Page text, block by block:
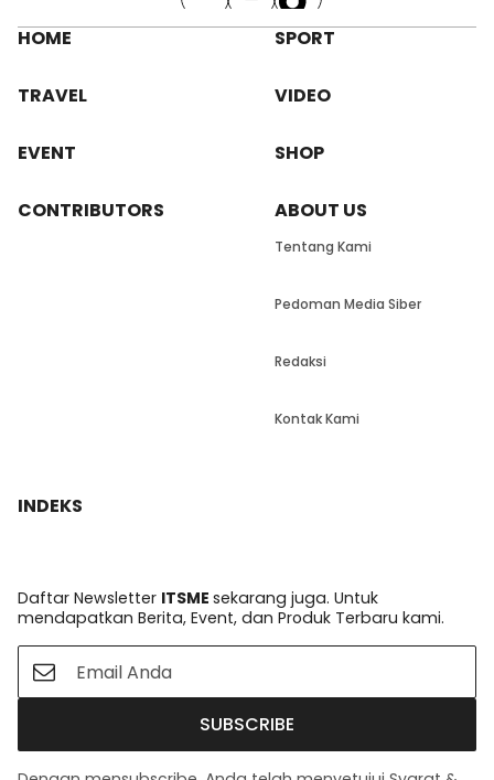
HOME SPORT
TRAVEL VIDEO
EVENT SHOP
CONTRIBUTORS ABOUT US
Tentang Kami
Pedoman Media Siber
Redaksi
Kontak Kami
INDEKS
Daftar Newsletter ITSME sekarang juga. Untuk
mendapatkan Berita, Event, dan Produk Terbaru kami.
SUBSCRIBE